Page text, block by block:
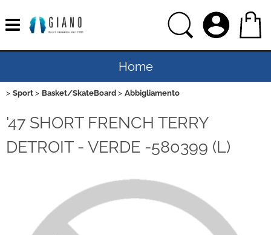
Home
Uomo
Donna
Bambina
Sport Basket/SkateBoard Abbigliamento
'47 SHORT FRENCH TERRY
DETROIT - VERDE -580399 (L)